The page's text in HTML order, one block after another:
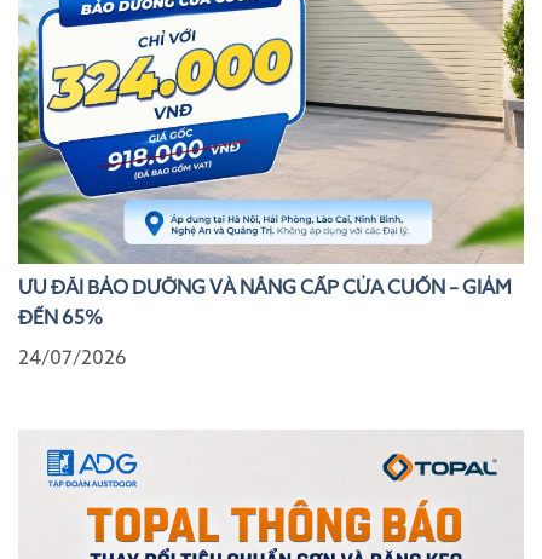
ƯU ĐÃI BẢO DƯỠNG VÀ NÂNG CẤP CỬA CUỐN – GIẢM
ĐẾN 65%
24/07/2026